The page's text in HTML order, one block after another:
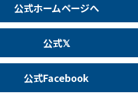
公式ホームページへ
公式𝕏
公式Facebook